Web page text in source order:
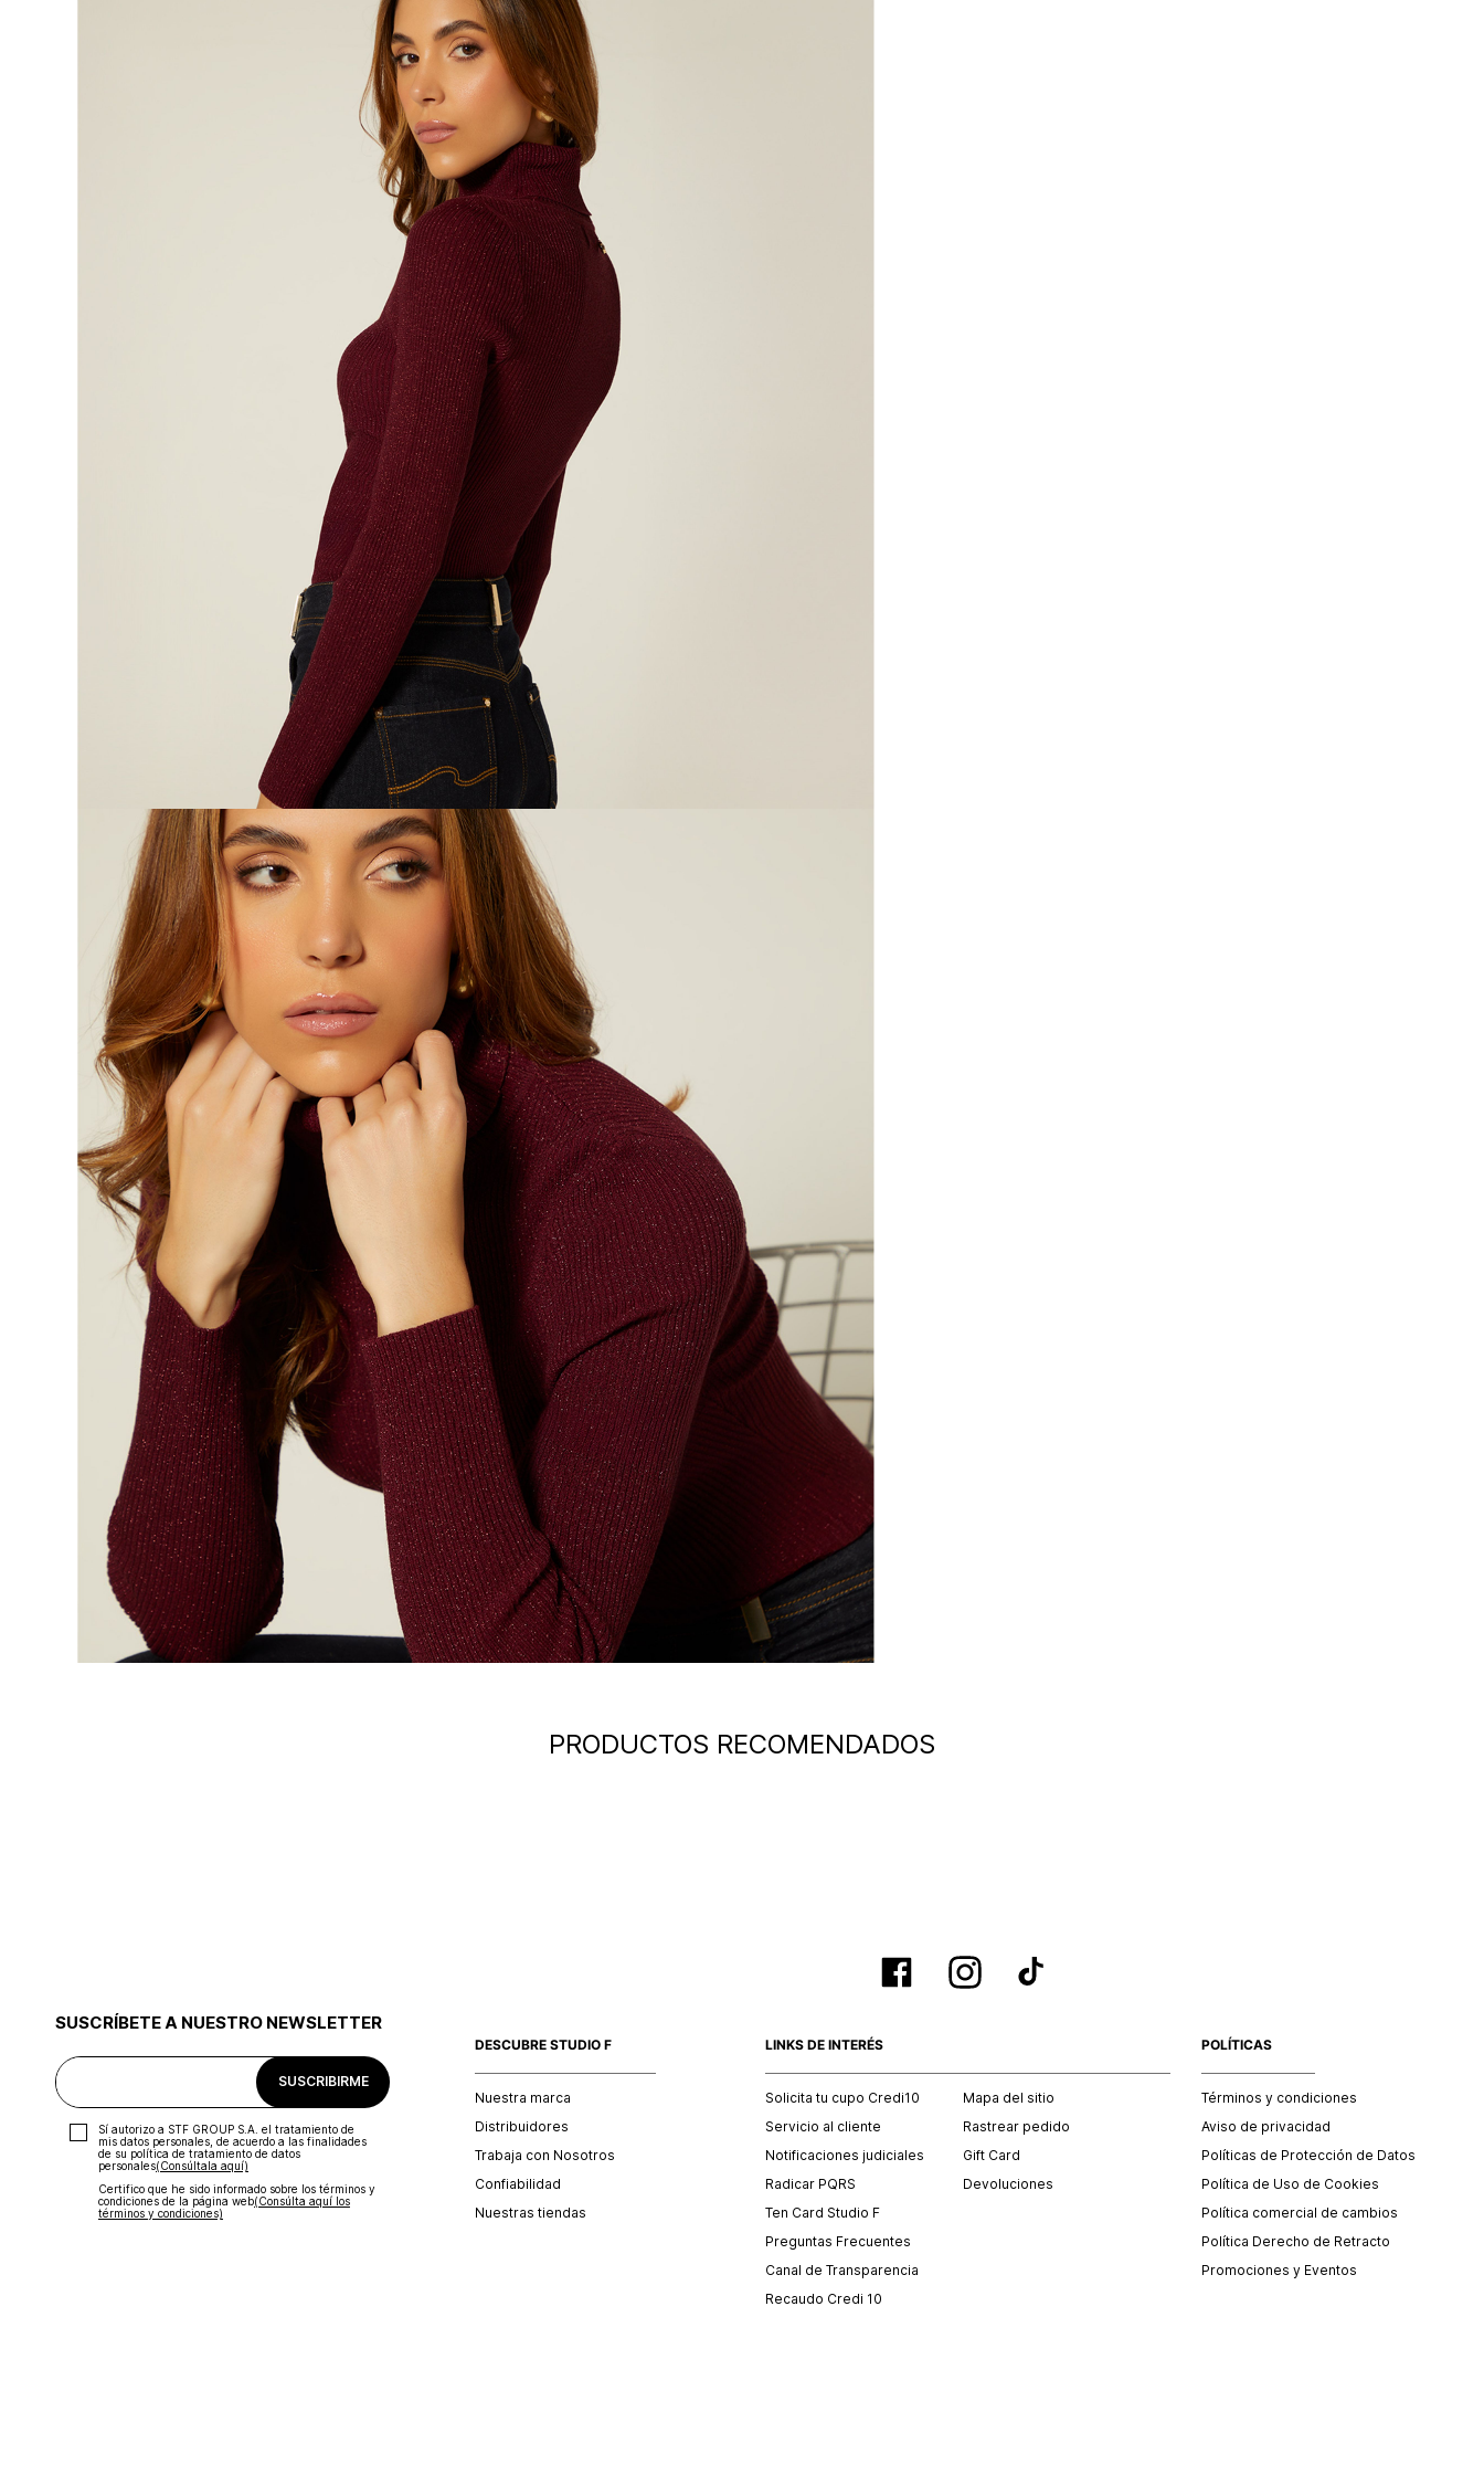
PRODUCTOS RECOMENDADOS
SUSCRÍBETE A NUESTRO NEWSLETTER
SUSCRIBIRME
Sí autorizo a STF GROUP S.A. el tratamiento de
mis datos personales, de acuerdo a las finalidades
de su política de tratamiento de datos
personales‎(Consúltala aquí)
Certifico que he sido informado sobre los términos y
condiciones de la página web‎(Consúlta aquí los
términos y condiciones)
DESCUBRE STUDIO F
Nuestra marca
Distribuidores
Trabaja con Nosotros
Confiabilidad
Nuestras tiendas
LINKS DE INTERÉS
Solicita tu cupo Credi10
Servicio al cliente
Notificaciones judiciales
Radicar PQRS
Ten Card Studio F
Preguntas Frecuentes
Canal de Transparencia
Recaudo Credi 10
Mapa del sitio
Rastrear pedido
Gift Card
Devoluciones
POLÍTICAS
Términos y condiciones
Aviso de privacidad
Políticas de Protección de Datos
Política de Uso de Cookies
Política comercial de cambios
Política Derecho de Retracto
Promociones y Eventos